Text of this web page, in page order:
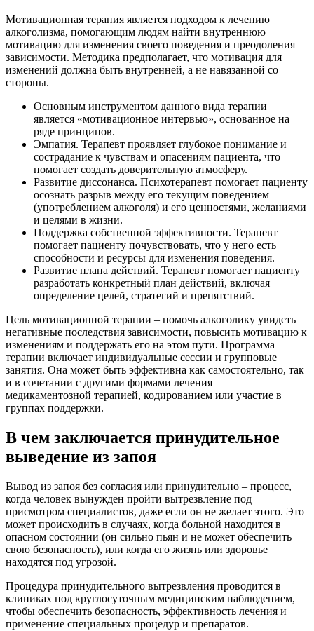
Мотивационная терапия является подходом к лечению
алкоголизма, помогающим людям найти внутреннюю
мотивацию для изменения своего поведения и преодоления
зависимости. Методика предполагает, что мотивация для
изменений должна быть внутренней, а не навязанной со
стороны.
Основным инструментом данного вида терапии
является «мотивационное интервью», основанное на
ряде принципов.
Эмпатия. Терапевт проявляет глубокое понимание и
сострадание к чувствам и опасениям пациента, что
помогает создать доверительную атмосферу.
Развитие диссонанса. Психотерапевт помогает пациенту
осознать разрыв между его текущим поведением
(употреблением алкоголя) и его ценностями, желаниями
и целями в жизни.
Поддержка собственной эффективности. Терапевт
помогает пациенту почувствовать, что у него есть
способности и ресурсы для изменения поведения.
Развитие плана действий. Терапевт помогает пациенту
разработать конкретный план действий, включая
определение целей, стратегий и препятствий.
Цель мотивационной терапии – помочь алкоголику увидеть
негативные последствия зависимости, повысить мотивацию к
изменениям и поддержать его на этом пути. Программа
терапии включает индивидуальные сессии и групповые
занятия. Она может быть эффективна как самостоятельно, так
и в сочетании с другими формами лечения –
медикаментозной терапией, кодированием или участие в
группах поддержки.
В чем заключается принудительное
выведение из запоя
Вывод из запоя без согласия или принудительно – процесс,
когда человек вынужден пройти вытрезвление под
присмотром специалистов, даже если он не желает этого. Это
может происходить в случаях, когда больной находится в
опасном состоянии (он сильно пьян и не может обеспечить
свою безопасность), или когда его жизнь или здоровье
находятся под угрозой.
Процедура принудительного вытрезвления проводится в
клиниках под круглосуточным медицинским наблюдением,
чтобы обеспечить безопасность, эффективность лечения и
применение специальных процедур и препаратов.